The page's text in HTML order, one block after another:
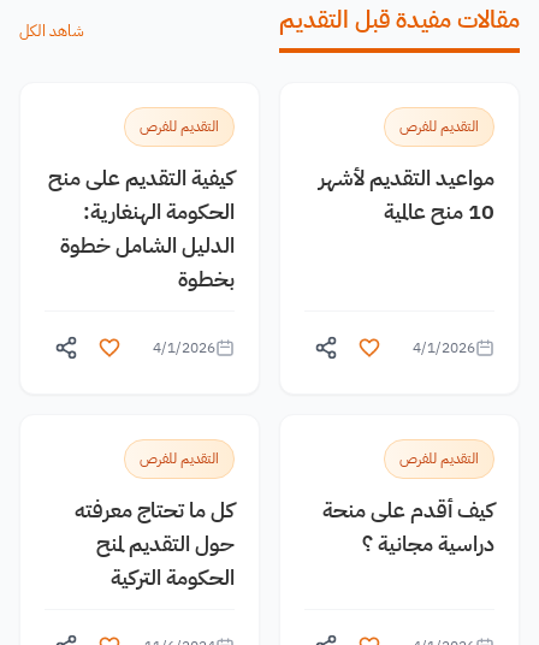
مقالات مفيدة قبل التقديم شاهد الكل
التقديم للفرص
مواعيد التقديم لأشهر
10 منح عالمية
4/1/2026
التقديم للفرص
كيفية التقديم على منح
الحكومة الهنغارية:
الدليل الشامل خطوة
بخطوة
4/1/2026
التقديم للفرص
كيف أقدم على منحة
دراسية مجانية ؟
التقديم للفرص
كل ما تحتاج معرفته
حول التقديم لمنح
الحكومة التركية